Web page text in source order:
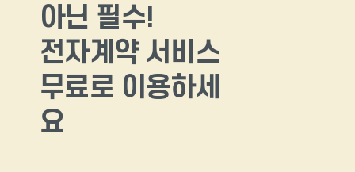
아닌 필수!
전자계약 서비스
무료로 이용하세
요